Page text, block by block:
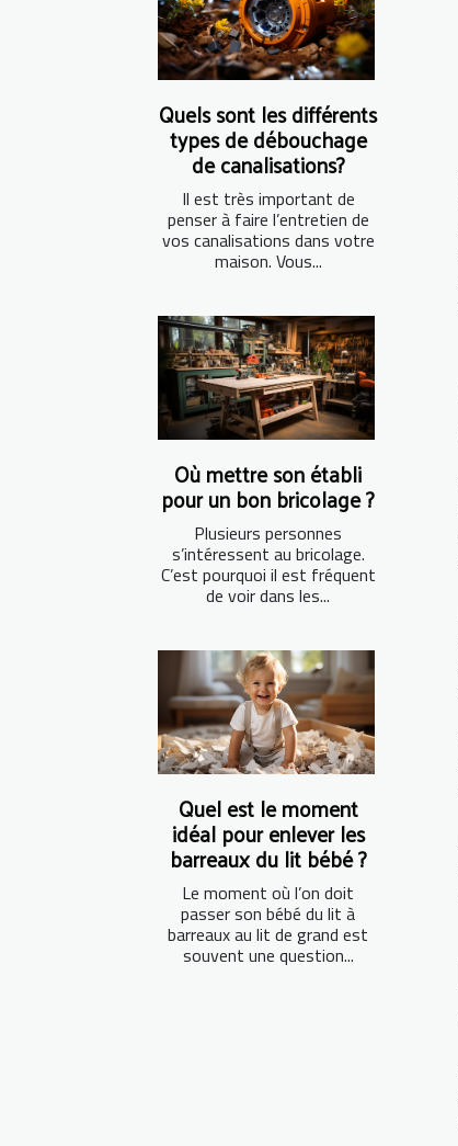
Quels sont les différents
types de débouchage
de canalisations?
Il est très important de
penser à faire l’entretien de
vos canalisations dans votre
maison. Vous...
Où mettre son établi
pour un bon bricolage ?
Plusieurs personnes
s’intéressent au bricolage.
C’est pourquoi il est fréquent
de voir dans les...
Quel est le moment
idéal pour enlever les
barreaux du lit bébé ?
Le moment où l’on doit
passer son bébé du lit à
barreaux au lit de grand est
souvent une question...